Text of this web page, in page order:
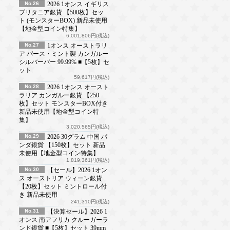
No.26
2026 1オンス イギリス
ブリタニア銀貨 【500枚】セッ
ト (モンスターBOX) 新品未使用
【地金型コイン特集】
6,001,806円(税込)
No.27
1オンス オーストラリ
ア パース・ミント製 カンガルー
シルバーバー 99.99% ■【5枚】セ
ット
59,617円(税込)
No.28
2026 1オンス オースト
ラリア カンガルー銀貨 【250
枚】セット モンスターBOX付き
新品未使用【地金型コイン特
集】
3,020,565円(税込)
No.29
2026 30グラム 中国 パ
ンダ銀貨 【150枚】セット 新品
未使用【地金型コイン特集】
1,819,361円(税込)
No.30
【セール】2026 1オン
ス オーストリア ウィーン銀貨
【20枚】セット ミントロール付
き 新品未使用
241,310円(税込)
No.31
【決算セール】2026 1
オンス 南アフリカ クルーガーラ
ンド銀貨 ■【5枚】セット 39mm